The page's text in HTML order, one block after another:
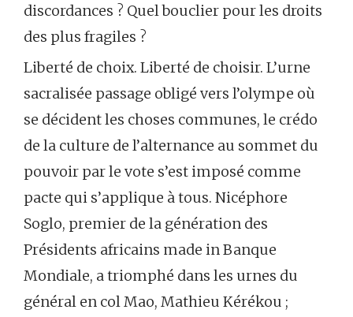
discordances ? Quel bouclier pour les droits
des plus fragiles ?
Liberté de choix. Liberté de choisir. L’urne
sacralisée passage obligé vers l’olympe où
se décident les choses communes, le crédo
de la culture de l’alternance au sommet du
pouvoir par le vote s’est imposé comme
pacte qui s’applique à tous. Nicéphore
Soglo, premier de la génération des
Présidents africains made in Banque
Mondiale, a triomphé dans les urnes du
général en col Mao, Mathieu Kérékou ;